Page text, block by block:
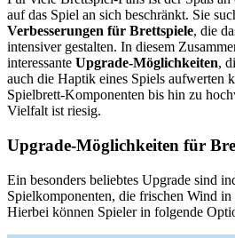
auf das Spiel an sich beschränkt. Sie
Verbesserungen für Brettspiele, die
intensiver gestalten. In diesem
interessante Upgrade-Möglichkeiten,
auch die Haptik eines Spiels aufwerten
Spielbrett-Komponenten bis hin zu
Vielfalt ist riesig.
Upgrade-Möglichkeiten für
Ein besonders beliebtes Upgrade sind
Spielkomponenten, die frischen Wind
Hierbei können Spieler in folgende